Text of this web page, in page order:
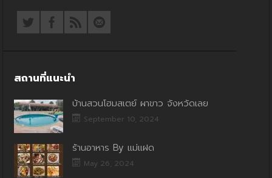
สถานที่แนะนำ
บ้านสวนโฮมสเตย์ ผาขาว จังหวัดเลย
September 10, 2024
ร้านอาหาร By แม่แฝด
May 26, 2024